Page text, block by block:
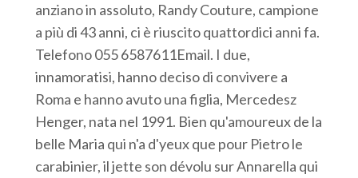
anziano in assoluto, Randy Couture, campione
a più di 43 anni, ci è riuscito quattordici anni fa.
Telefono 055 6587611Email. I due,
innamoratisi, hanno deciso di convivere a
Roma e hanno avuto una figlia, Mercedesz
Henger, nata nel 1991. Bien qu'amoureux de la
belle Maria qui n'a d'yeux que pour Pietro le
carabinier, il jette son dévolu sur Annarella qui